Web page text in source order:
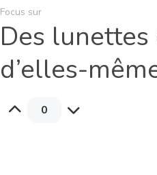
Focus sur
Des
d’elles-
0